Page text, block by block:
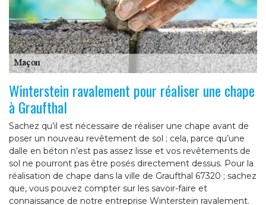
Winterstein ravalement pour réaliser une chape
à Graufthal
Sachez qu’il est nécessaire de réaliser une chape avant de
poser un nouveau revêtement de sol ; cela, parce qu’une
dalle en béton n’est pas assez lisse et vos revêtements de
sol ne pourront pas être posés directement dessus. Pour la
réalisation de chape dans la ville de Graufthal 67320 ; sachez
que, vous pouvez compter sur les savoir-faire et
connaissance de notre entreprise Winterstein ravalement.